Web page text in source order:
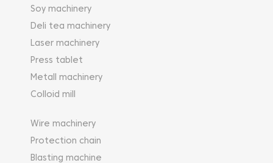
Soy machinery
Deli tea machinery
Laser machinery
Press tablet
Metall machinery
Colloid mill
Wire machinery
Protection chain
Blasting machine